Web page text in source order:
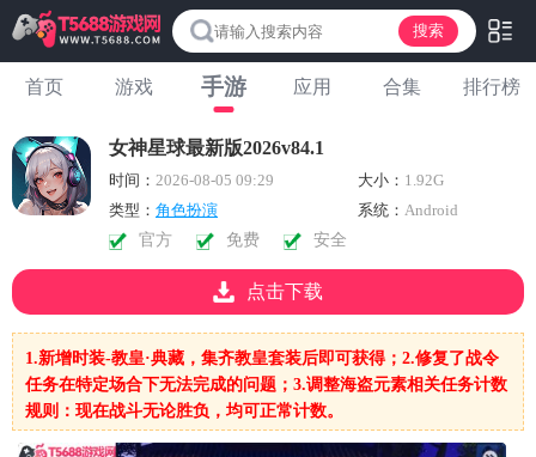
搜索
首页 游戏 手游 应用 合集 排行榜
女神星球最新版2026v84.1
时间： 2026-08-05 09:29 大小： 1.92G
类型： 角色扮演 系统：Android
官方
免费 安全
点击下载
1.新增时装-教皇·典藏，集齐教皇套装后即可获得；2.修复了战令
任务在特定场合下无法完成的问题；3.调整海盗元素相关任务计数
规则：现在战斗无论胜负，均可正常计数。